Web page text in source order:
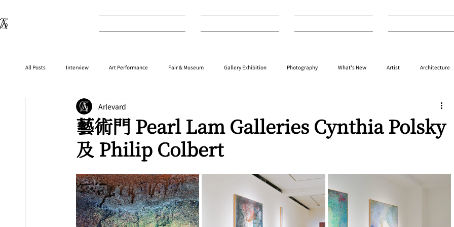
All Posts Interview Art Performance Fair & Museum Gallery Exhibition Photography What's New Artist Architecture
⁠⁠Product Anime Auction
藝術門 Pearl Lam Galleries Cynthia Polsky
及 Philip Colbert
Arlevard